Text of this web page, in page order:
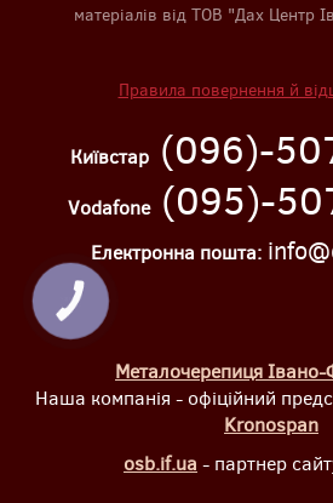
матеріалів від ТОВ "Дах Центр
Правила повернення й
Київстар(096)-
Vodafone(095)-
Електронна пошта:
Металочерепиця Івано-
Наша компанія - офіційний
Kronospan
osb.if.ua - партнер
КНОПКА
ЗВ'ЯЗКУ